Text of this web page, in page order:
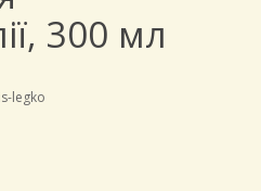
300 мл
legko